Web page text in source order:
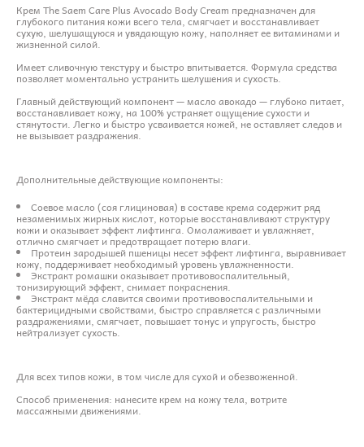
Крем The Saem Care Plus Avocado Body Cream предназначен для
глубокого питания кожи всего тела, смягчает и восстанавливает
сухую, шелушащуюся и увядающую кожу, наполняет ее витаминами и
жизненной силой.
Имеет сливочную текстуру и быстро впитывается. Формула средства
позволяет моментально устранить шелушения и сухость.
Главный действующий компонент — масло авокадо — глубоко питает,
восстанавливает кожу, на 100% устраняет ощущение сухости и
стянутости. Легко и быстро усваивается кожей, не оставляет следов и
не вызывает раздражения.
Дополнительные действующие компоненты:
Соевое масло (соя глициновая) в составе крема содержит ряд
незаменимых жирных кислот, которые восстанавливают структуру
кожи и оказывает эффект лифтинга. Омолаживает и увлажняет,
отлично смягчает и предотвращает потерю влаги.
Протеин зародышей пшеницы несет эффект лифтинга, выравнивает
кожу, поддерживает необходимый уровень увлажненности.
Экстракт ромашки оказывает противовоспалительный,
тонизирующий эффект, снимает покраснения.
Экстракт мёда славится своими противовоспалительными и
бактерицидными свойствами, быстро справляется с различными
раздражениями, смягчает, повышает тонус и упругость, быстро
нейтрализует сухость.
Для всех типов кожи, в том числе для сухой и обезвоженной.
Способ применения: нанесите крем на кожу тела, вотрите
массажными движениями.